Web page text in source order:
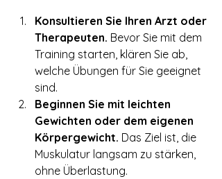
Konsultieren Sie Ihren Arzt oder
Therapeuten. Bevor Sie mit dem
Training starten, klären Sie ab,
welche Übungen für Sie geeignet
sind.
Beginnen Sie mit leichten
Gewichten oder dem eigenen
Körpergewicht. Das Ziel ist, die
Muskulatur langsam zu stärken,
ohne Überlastung.